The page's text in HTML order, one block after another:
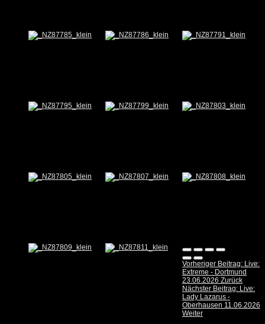
Vorheriger Beitrag: Live:
Extreme - Dortmund
23.06.2026 Zurück
Nächster Beitrag: Live:
Lady Lazarus -
Oberhausen 11.06.2026
Weiter